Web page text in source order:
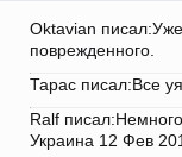
Oktavian
поврежденного.
Тарас писал:Все
Ralf
Украина 12 Фев